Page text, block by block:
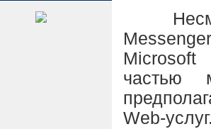
Microsoft
частью
Web-